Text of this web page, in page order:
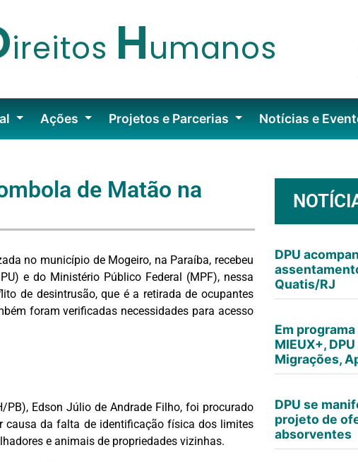
ireitos Humanos
Ações Projetos e Parcerias Notícias e
de Matão na
no município de Mogeiro, na Paraíba, recebeu
e do Ministério Público Federal (MPF), nessa
de desintrusão, que é a retirada de ocupantes
foram verificadas necessidades para acesso
Edson Júlio de Andrade Filho, foi procurado
causa da falta de identificação física dos limites
e animais de propriedades vizinhas.
DPU
Quatis/RJ
Em
MIEUX+,
Migrações,
DPU se
projeto de
absorventes